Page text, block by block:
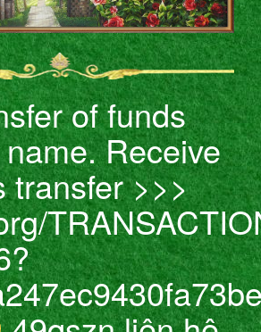
of funds
Receive
transfer >>>